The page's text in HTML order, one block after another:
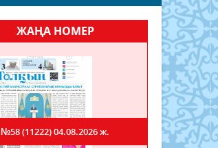
ЖАҢА НОМЕР
№58 (11222)04.08.2026 ж.